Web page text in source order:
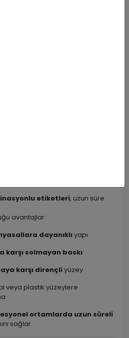
etiketleri, uzun süre
avantajlar:
dayanıklıyapı
karşı solmayan baskı
karşı dirençliyüzey
veya plastik yüzeylere
ortamlarda uzun süreli
sağlar.